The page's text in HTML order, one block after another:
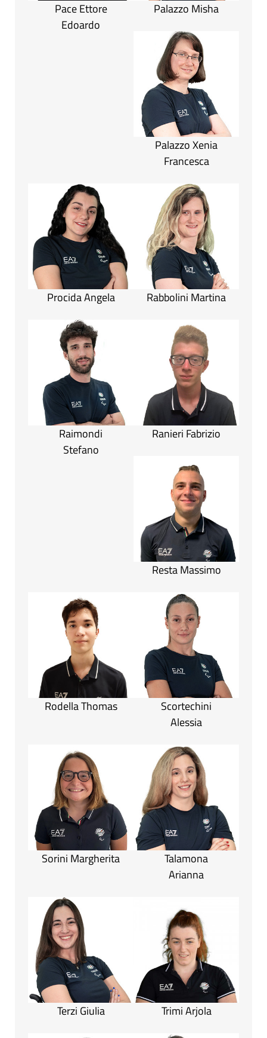
Pace Ettore
Edoardo
Palazzo Misha
Palazzo Xenia
Francesca
Procida Angela Rabbolini Martina
Raimondi
Stefano
Ranieri Fabrizio
Resta Massimo
Rodella Thomas
Scortechini
Alessia
Sorini Margherita
Talamona
Arianna
Terzi Giulia Trimi Arjola